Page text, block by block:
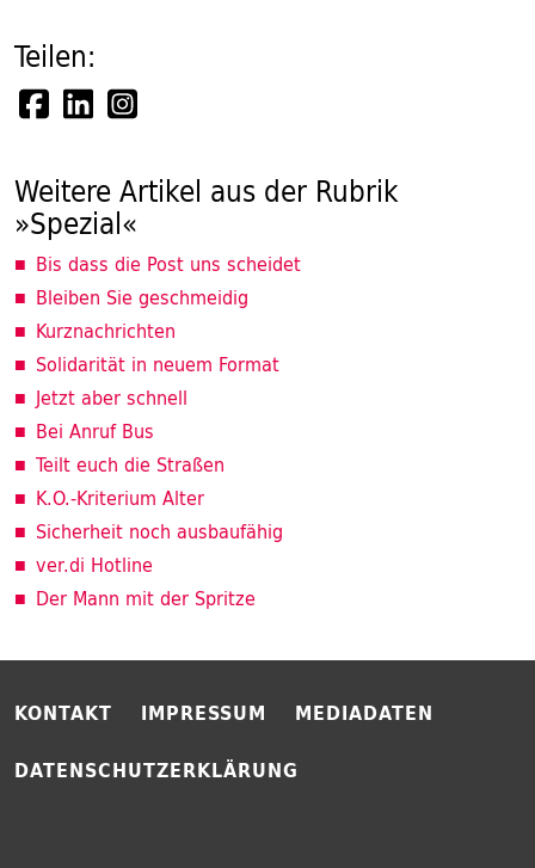
Teilen:
Weitere Artikel aus der Rubrik
»Spezial«
Bis dass die Post uns scheidet
Bleiben Sie geschmeidig
Kurznachrichten
Solidarität in neuem Format
Jetzt aber schnell
Bei Anruf Bus
Teilt euch die Straßen
K.O.-Kriterium Alter
Sicherheit noch ausbaufähig
ver.di Hotline
Der Mann mit der Spritze
KONTAKT IMPRESSUM
MEDIADATEN
DATENSCHUTZERKLÄRUNG